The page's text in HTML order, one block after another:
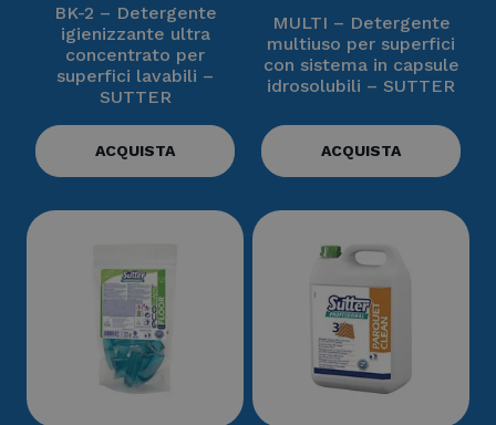
BK-2 – Detergente
igienizzante ultra
concentrato per
superfici lavabili –
SUTTER
ACQUISTA
MULTI – Detergente
multiuso per superfici
con sistema in capsule
idrosolubili – SUTTER
ACQUISTA